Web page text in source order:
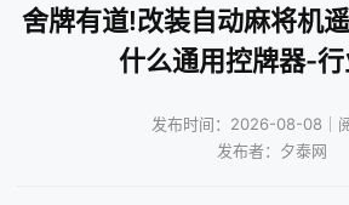
舍牌有道!改装自动麻将机
什么通用控牌器-
发布时间：2026-08-08｜
发布者：夕泰网